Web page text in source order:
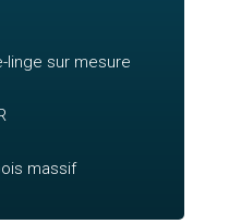
linge sur mesure
massif